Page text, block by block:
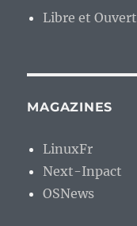
Libre et Ouvert
MAGAZINES
LinuxFr
Next-Inpact
OSNews